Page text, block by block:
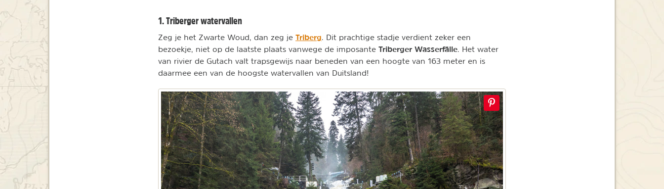
1. Triberger watervallen
Zeg je het Zwarte Woud, dan zeg je Triberg . Dit prachtige stadje verdient zeker een
bezoekje, niet op de laatste plaats vanwege de imposante Triberger Wasserfälle . Het water
van rivier de Gutach valt trapsgewijs naar beneden van een hoogte van 163 meter en is
daarmee een van de hoogste watervallen van Duitsland!